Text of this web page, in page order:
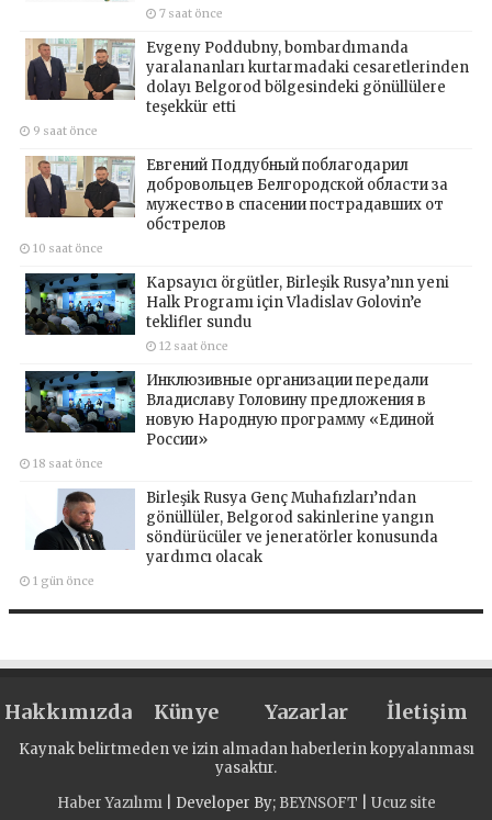
7 saat önce
Evgeny Poddubny, bombardımanda
yaralananları kurtarmadaki cesaretlerinden
dolayı Belgorod bölgesindeki gönüllülere
teşekkür etti
9 saat önce
Евгений Поддубный поблагодарил
добровольцев Белгородской области за
мужество в спасении пострадавших от
обстрелов
10 saat önce
Kapsayıcı örgütler, Birleşik Rusya’nın yeni
Halk Programı için Vladislav Golovin’e
teklifler sundu
12 saat önce
Инклюзивные организации передали
Владиславу Головину предложения в
новую Народную программу «Единой
России»
18 saat önce
Birleşik Rusya Genç Muhafızları’ndan
gönüllüler, Belgorod sakinlerine yangın
söndürücüler ve jeneratörler konusunda
yardımcı olacak
1 gün önce
Hakkımızda Künye Yazarlar İletişim
Kaynak belirtmeden ve izin almadan haberlerin kopyalanması
yasaktır.
Haber Yazılımı| Developer By; BEYNSOFT Ucuz site